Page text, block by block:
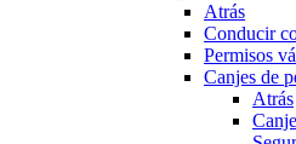
Atrás
Conducir
Permisos
Canjes de
Atrás